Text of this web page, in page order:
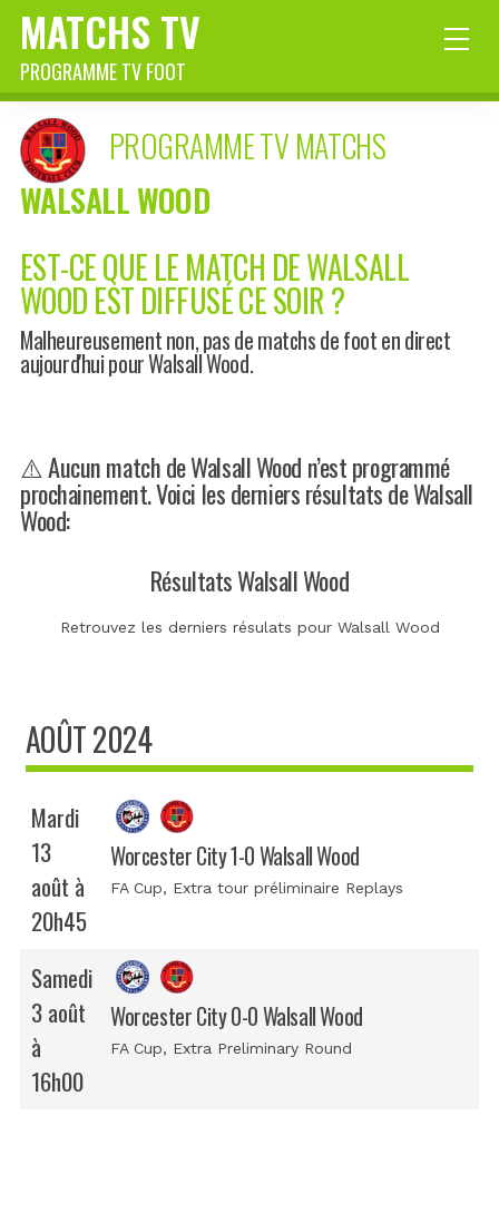
MATCHS TV
PROGRAMME TV FOOT
PROGRAMME TV MATCHS
WALSALL WOOD
EST-CE QUE LE MATCH DE WALSALL
WOOD EST DIFFUSÉ CE SOIR ?
Malheureusement non, pas de matchs de foot en direct
aujourd'hui pour Walsall Wood.
⚠️ Aucun match de Walsall Wood n’est programmé
prochainement. Voici les derniers résultats de Walsall
Wood:
Résultats Walsall Wood
Retrouvez les derniers résulats pour Walsall Wood
AOÛT 2024
Mardi
13
août à
20h45
Worcester City 1-0 Walsall Wood
FA Cup, Extra tour préliminaire Replays
Samedi
3 août
à
16h00
Worcester City 0-0 Walsall Wood
FA Cup, Extra Preliminary Round